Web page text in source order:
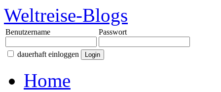
Weltreise-Blogs
Benutzername Passwort
dauerhaft einloggen
Home